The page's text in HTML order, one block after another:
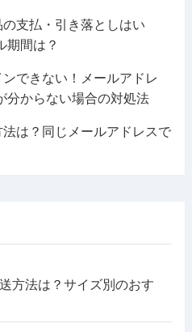
支払・引き落としはい
期間は？
できない！メールアドレ
分からない場合の対処法
は？同じメールアドレスで
方法は？サイズ別のおす